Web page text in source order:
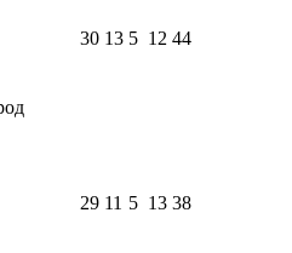
30 13 5 12 44
29 11 5 13 38